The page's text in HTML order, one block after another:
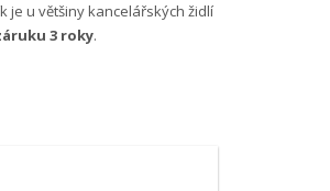
je u většiny kancelářských židlí
3 roky.